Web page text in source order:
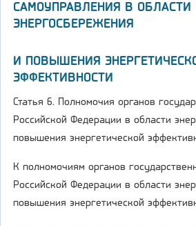
САМОУПРАВЛЕНИЯ В ОБЛАСТИ
ЭНЕРГОСБЕРЕЖЕНИЯ
И ПОВЫШЕНИЯ
ЭФФЕКТИВНОСТИ
Статья 6. Полномочия органов
Российской Федерации в области
повышения энергетической
К полномочиям органов
Российской Федерации в области
повышения энергетической